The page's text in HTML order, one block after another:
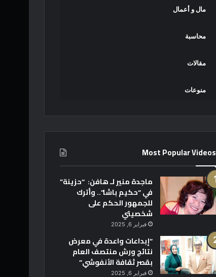
مال و أعمال
محاسبة
مقالات
منوعات
Most Popular Videos
ماجدة منير لـ هافن: “حزينة”
في “حكيم باشا”.. وأترك
للجمهور الحكم على
شخصيتي
فبراير 6, 2025
“إبداعات واعدة في معرض
نتائج ورش منتصف العام
بقصر ثقافة الأنفوشي”
فبراير 6, 2025